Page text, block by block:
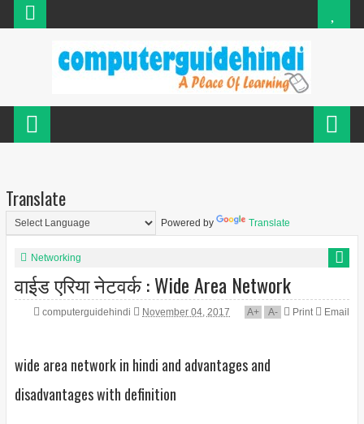
Translate
Powered by Translate
Networking
वाईड एरिया नेटवर्क : Wide Area Network
computerguidehindi November 04, 2017 A+ A- Print Email
wide area network in hindi and advantages and
disadvantages with definition